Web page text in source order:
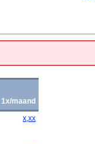
1x/maand
x,xx